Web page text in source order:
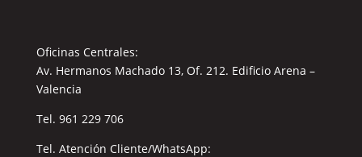
Oficinas Centrales:
Av. Hermanos Machado 13, Of. 212. Edificio Arena –
Valencia
Tel. 961 229 706
Tel. Atención Cliente/WhatsApp: